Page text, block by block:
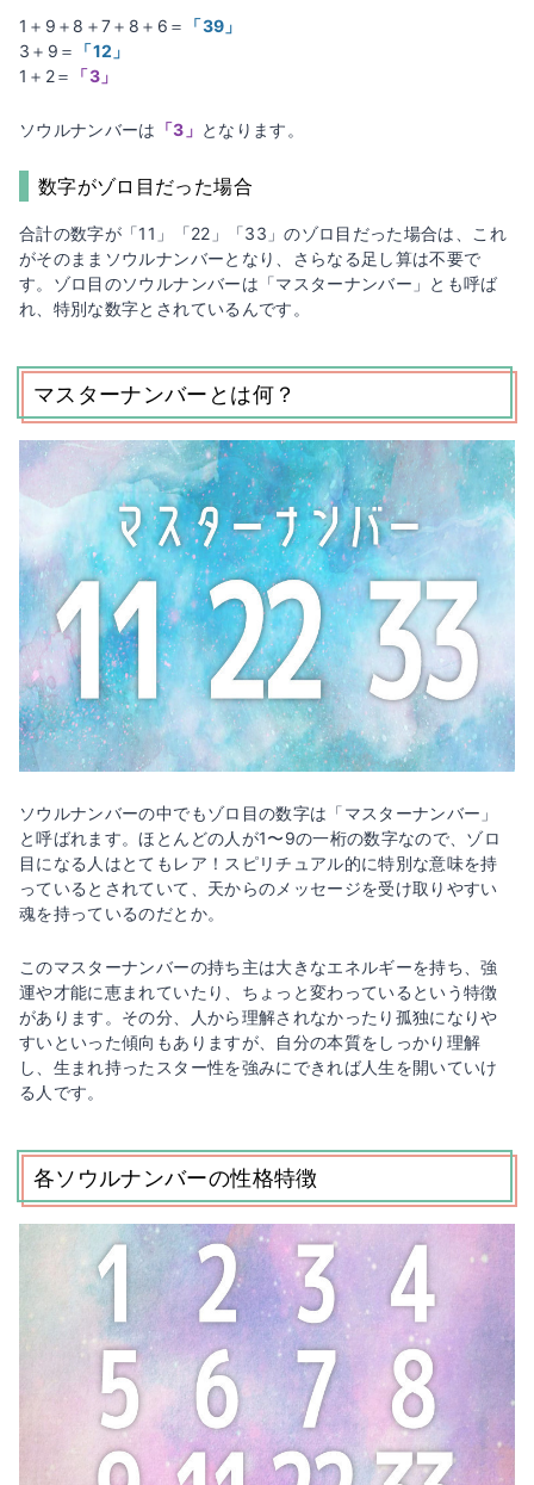
1＋9＋8＋7＋8＋6＝
「39」
3＋9＝
「12」
1＋2＝
「3」
ソウルナンバーは 「3」 となります。
数字がゾロ目だった場合
合計の数字が「11」「22」「33」のゾロ目だった場合は、これ
がそのままソウルナンバーとなり、さらなる足し算は不要で
す。ゾロ目のソウルナンバーは「マスターナンバー」とも呼ば
れ、特別な数字とされているんです。
マスターナンバーとは何？
ソウルナンバーの中でもゾロ目の数字は「マスターナンバー」
と呼ばれます。ほとんどの人が1〜9の一桁の数字なので、ゾロ
目になる人はとてもレア！スピリチュアル的に特別な意味を持
っているとされていて、天からのメッセージを受け取りやすい
魂を持っているのだとか。
このマスターナンバーの持ち主は大きなエネルギーを持ち、強
運や才能に恵まれていたり、ちょっと変わっているという特徴
があります。その分、人から理解されなかったり孤独になりや
すいといった傾向もありますが、自分の本質をしっかり理解
し、生まれ持ったスター性を強みにできれば人生を開いていけ
る人です。
各ソウルナンバーの性格特徴